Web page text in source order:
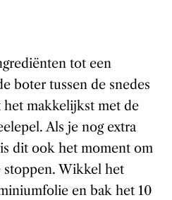
tot een
boter tussen de snedes
het makkelijkst met de
Als je nog extra
dit ook het moment om
stoppen. Wikkel het
en bak het 10